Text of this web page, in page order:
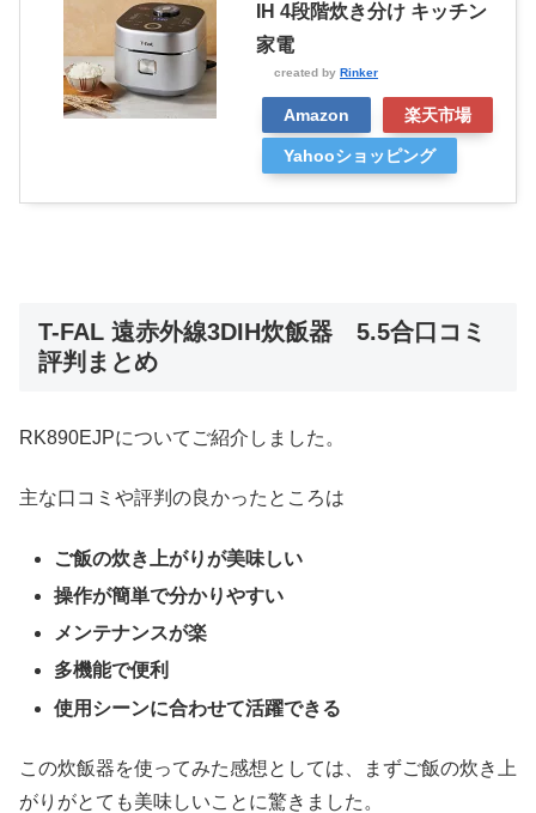
IH 4段階炊き分け キッチン
家電
created by Rinker
Amazon 楽天市場
Yahooショッピング
T-FAL 遠赤外線3DIH炊飯器 5.5合口コミ
評判まとめ
RK890EJPについてご紹介しました。
主な口コミや評判の良かったところは
ご飯の炊き上がりが美味しい
操作が簡単で分かりやすい
メンテナンスが楽
多機能で便利
使用シーンに合わせて活躍できる
この炊飯器を使ってみた感想としては、まずご飯の炊き上
がりがとても美味しいことに驚きました。